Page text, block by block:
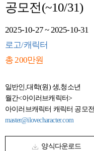
공모전(~10/31)
2025-10-27 ~ 2025-10-31
로고/캐릭터
총 200만원
일반인,대학(원) 생,청소년
월간<아이러브캐릭터>
아이러브캐릭터 캐릭터 공모전
master@ilovecharacter.com
양식다운로드